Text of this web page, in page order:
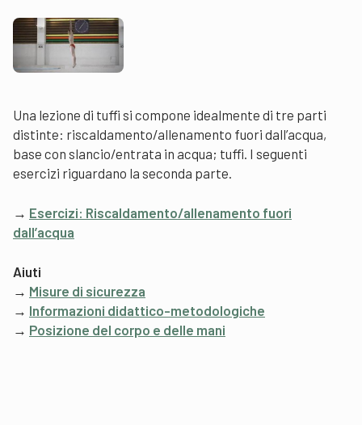
Una lezione di tuffi si compone idealmente di tre parti
distinte: riscaldamento/allenamento fuori dall’acqua,
base con slancio/entrata in acqua; tuffi. I seguenti
esercizi riguardano la seconda parte.
→ Esercizi: Riscaldamento/allenamento fuori
dall’acqua
Aiuti
→ Misure di sicurezza
→ Informazioni didattico-metodologiche
→ Posizione del corpo e delle mani